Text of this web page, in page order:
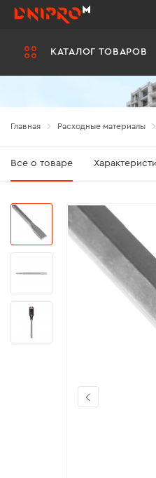
КАТАЛОГ ТОВАРОВ
Главная Расходные материалы
Все о товаре